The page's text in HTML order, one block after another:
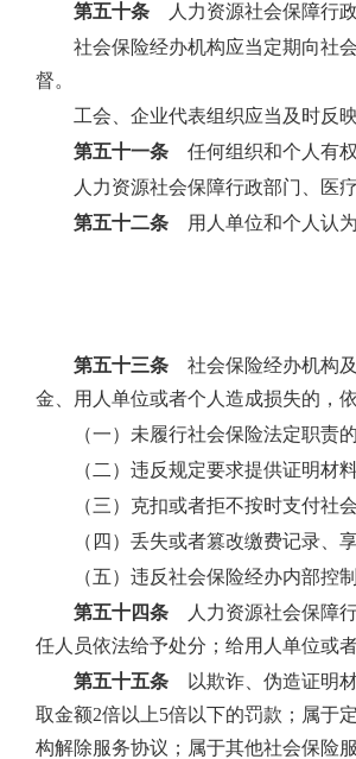
第五十条 人力资源社会保障行
社会保险经办机构应当定期向社
督。
工会、企业代表组织应当及时反
第五十一条 任何组织和个人有
人力资源社会保障行政部门、医
第五十二条 用人单位和个人认
第五十三条 社会保险经办机构
金、用人单位或者个人造成损失的，
（一）未履行社会保险法定职责的
（二）违反规定要求提供证明材料
（三）克扣或者拒不按时支付社
（四）丢失或者篡改缴费记录、
（五）违反社会保险经办内部控
第五十四条 人力资源社会保障
任人员依法给予处分；给用人单位或
第五十五条 以欺诈、伪造证明
取金额2倍以上5倍以下的罚款；属于
构解除服务协议；属于其他社会保险